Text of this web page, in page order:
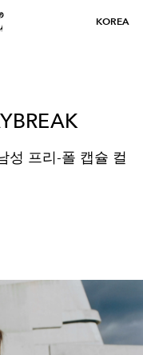
KOREA
성 프리-폴 캡슐 컬